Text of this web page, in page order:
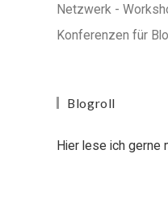
Netzwerk -
Konferenzen für
Blogroll
Hier lese ich gerne